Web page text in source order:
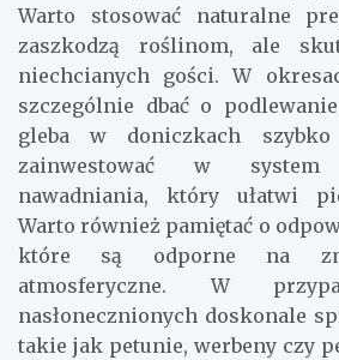
Warto stosować naturalne
zaszkodzą roślinom, ale
niechcianych gości. W
szczególnie dbać o
gleba w doniczkach szybko
zainwestować w system
nawadniania, który ułatwi
Warto również pamiętać o
które są odporne na
atmosferyczne. W
nasłonecznionych doskonale
takie jak petunie, werbeny czy